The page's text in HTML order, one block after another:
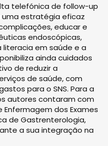
telefónica de follow-up
estratégia eficaz
educar e
endoscópicas,
literacia em saúde e a
ainda cuidados
de reduzir a
de saúde, com
para o SNS. Para a
autores contaram com
dos Exames
de Gastrenterologia,
a sua integração na